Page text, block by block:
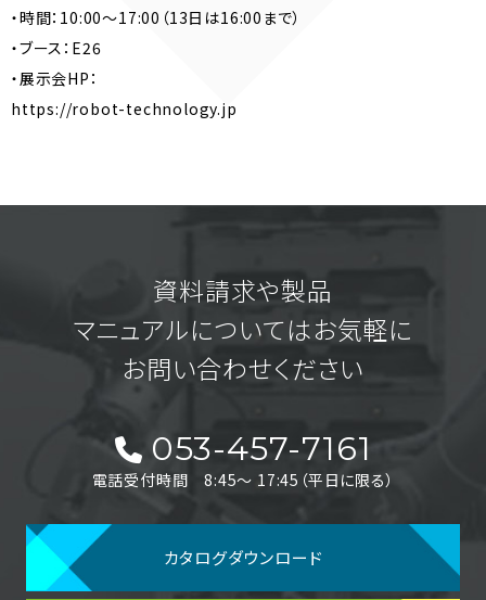
・時間：10:00〜17:00（13日は16:00まで）
・ブース：E26
・展示会HP：
https://robot-technology.jp
資料請求や製品
マニュアルについてはお気軽に
お問い合わせください
053-457-7161
電話受付時間 8:45〜 17:45（平日に限る）
カタログダウンロード